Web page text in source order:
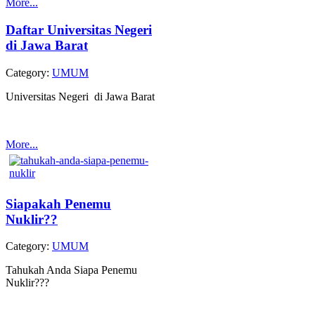
More...
Daftar Universitas Negeri
di Jawa Barat
Category: UMUM
Universitas Negeri di Jawa Barat
More...
Siapakah Penemu
Nuklir??
Category: UMUM
Tahukah Anda Siapa Penemu
Nuklir???